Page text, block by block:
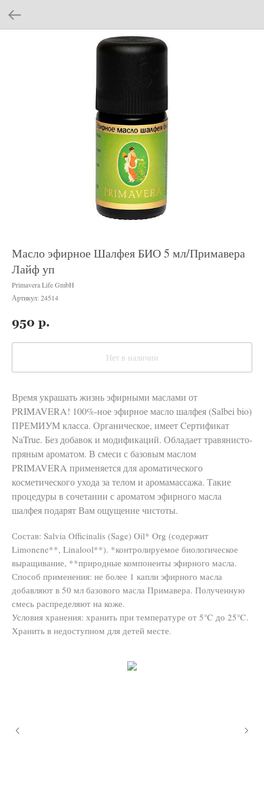
Масло эфирное Шалфея БИО 5 мл/Примавера
Лайф уп
Primavera Life GmbH
Артикул: 24514
950 р.
Нет в наличии
Время украшать жизнь эфирными маслами от
PRIMAVERA! 100%-ное эфирное масло шалфея (Salbei bio)
ПРЕМИУМ класса. Органическое, имеет Cертификат
NaTrue. Без добавок и модификаций. Обладает травянисто-
пряным ароматом. В смеси с базовым маслом
PRIMAVERA применяется для ароматического
косметического ухода за телом и аромамассажа. Такие
процедуры в сочетании с ароматом эфирного масла
шалфея подарят Вам ощущение чистоты.
Состав: Salvia Officinalis (Sage) Oil* Org (содержит
Limonene**, Linalool**). *контролируемое биологическое
выращивание, **природные компоненты эфирного масла.
Способ применения: не более 1 капли эфирного масла
добавляют в 50 мл базового масла Примавера. Полученную
смесь распределяют на коже.
Условия хранения: хранить при температуре от 5℃ до 25℃.
Хранить в недоступном для детей месте.